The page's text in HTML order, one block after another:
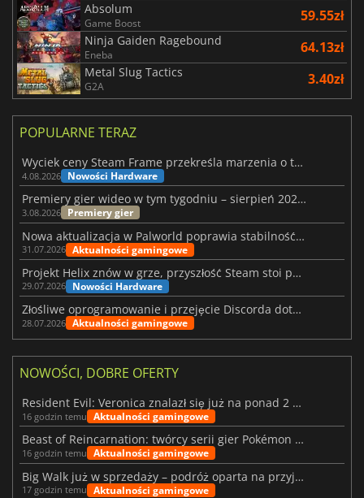
Absolum
Game Boost 59.55zł
Ninja Gaiden Ragebound
Eneba 64.13zł
Metal Slug Tactics
G2A 3.40zł
POPULARNE TERAZ
Wyciek ceny Steam Frame przekreśla marzenia o tanim zestawie VR
4.08.2026 Nowości Hardware
Premiery gier wideo w tym tygodniu – sierpień 2026 r. (32. tydzień)
3.08.2026 Premiery gier
Nowa aktualizacja w Palworld poprawia stabilność Sunreach i walk z bossami
31.07.2026 Aktualności gamingowe
Projekt Helix znów w grze, przyszłość Steam stoi pod znakiem zapytania
29.07.2026 Nowości Hardware
Złośliwe oprogramowanie i przejęcie Discorda dotknęły Meccha Chameleon
28.07.2026 Aktualności gamingowe
NOWOŚCI, DOBRE OFERTY
Resident Evil: Veronica znalazł się już na ponad 2 milionach list życzeń
16 godzin temu Aktualności gamingowe
Beast of Reincarnation: twórcy serii gier Pokémon wkraczają na nową ścieżkę
16 godzin temu Aktualności gamingowe
Big Walk już w sprzedaży – podróż oparta na przyjaźni
17 godzin temu Aktualności gamingowe